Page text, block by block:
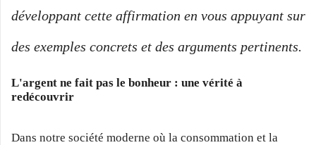
développant cette affirmation en vous appuyant sur
des exemples concrets et des arguments pertinents.
L'argent ne fait pas le bonheur : une vérité à
redécouvrir
Dans notre société moderne où la consommation et la